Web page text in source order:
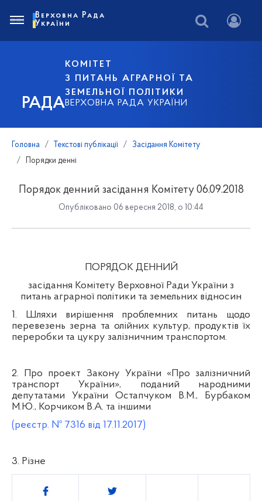
РАДА
КОМІТЕТ
З ПИТАНЬ АГРАРНОЇ ТА
ЗЕМЕЛЬНОЇ ПОЛІТИКИ
ВЕРХОВНА РАДА УКРАЇНИ
Верховна Рада
України
Головна Текстові публікації
Засідання Комітету
Порядки денні
Порядок денний засідання Комітету 06.09.2018
Опубліковано 06 вересня 2018, о 10:44
ПОРЯДОК ДЕННИЙ
засідання Комітету Верховної Ради України з
питань аграрної політики та земельних відносин
1. Шляхи вирішення проблемних питань щодо
перевезень зерна та олійних культур, продуктів їх
переробки та цукру залізничним транспортом.
2. Про проект Закону України «Про залізничний
транспорт України», поданий народними
депутатами України Остапчуком В.М., Бурбаком
М.Ю., Корчиком В.А. та іншими
(реєстр. № 7316 від 17.11.2017)
3. Різне
Поділитись